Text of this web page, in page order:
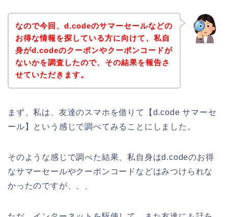
なので今回、d.codeのサマーセールなどの
お得な情報を探している方に向けて、私自
身がd.codeのクーポンやクーポンコードが
ないかを調査したので、その結果を報告さ
せていただきます。
まず、私は、友達のスマホを借りて【d.code サマーセ
ール】という感じで調べてみることにしました。
そのような感じで調べた結果、私自身はd.codeのお得
なサマーセールやクーポンコードなどはみつけられな
かったのですが、、、